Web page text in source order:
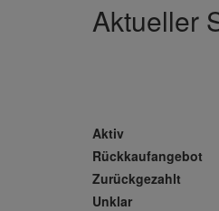
Aktueller
Aktiv
Rückkaufangebot
Zurückgezahlt
Unklar